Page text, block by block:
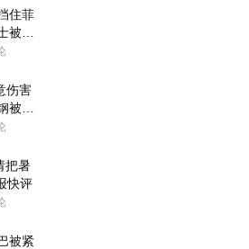
住菲
被授
伤害
被抓
把暑
快评
被紧